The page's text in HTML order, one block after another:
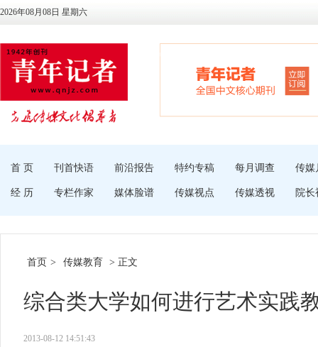
2026年08月08日 星期六
首 页 刊首快语 前沿报告 特约专稿 每月调查 传媒
经 历 专栏作家 媒体脸谱 传媒视点 传媒透视 院长
首页 > 传媒教育 > 正文
综合类大学如何进行艺术实践
2013-08-12 14:51:43